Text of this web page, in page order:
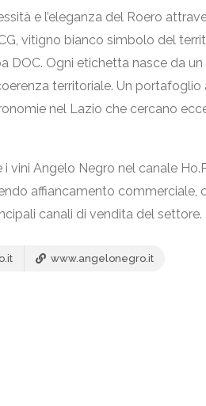
e l’eleganza del Roero
vitigno bianco simbolo del
DOC. Ogni etichetta nasce da
territoriale. Un portafoglio
nel Lazio che cercano
vini Angelo Negro nel canale
affiancamento commerciale,
canali di vendita del settore.
www.angelonegro.it